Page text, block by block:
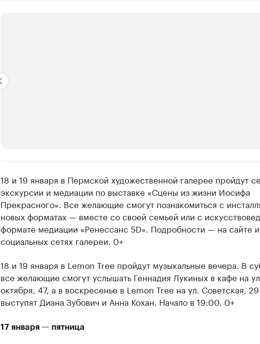
Крупнейшие производители и продавцы медийной
Ознакомьтесь с информацией в каталоге
18 и 19 января в Пермской художественной галерее пройдут
экскурсии и медиации по выставке «Сцены из жизни Иосифа
Прекрасного». Все желающие смогут познакомиться с
новых форматах — вместе со своей семьей или с
формате медиации «Ренессанс 5D». Подробности — на сайте
социальных сетях галереи. 0+
18 и 19 января в Lemon Tree пройдут музыкальные вечера. В
все желающие смогут услышать Геннадия Лукиных в кафе на
октября, 47, а в воскресенье в Lemon Tree на ул. Советская, 29
выступят Диана Зубович и Анна Кохан. Начало в 19:00. 0+
17 января — пятница